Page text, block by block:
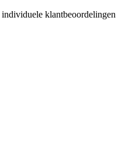
individuele klantbeoordelingen